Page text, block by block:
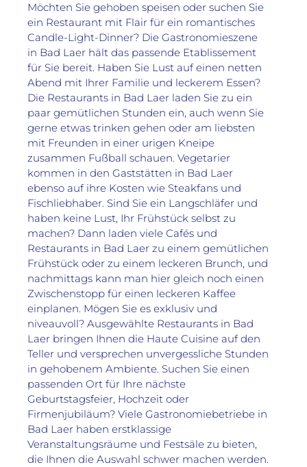
Möchten Sie gehoben speisen oder suchen Sie
ein Restaurant mit Flair für ein romantisches
Candle-Light-Dinner? Die Gastronomieszene
in Bad Laer hält das passende Etablissement
für Sie bereit. Haben Sie Lust auf einen netten
Abend mit Ihrer Familie und leckerem Essen?
Die Restaurants in Bad Laer laden Sie zu ein
paar gemütlichen Stunden ein, auch wenn Sie
gerne etwas trinken gehen oder am liebsten
mit Freunden in einer urigen Kneipe
zusammen Fußball schauen. Vegetarier
kommen in den Gaststätten in Bad Laer
ebenso auf ihre Kosten wie Steakfans und
Fischliebhaber. Sind Sie ein Langschläfer und
haben keine Lust, Ihr Frühstück selbst zu
machen? Dann laden viele Cafés und
Restaurants in Bad Laer zu einem gemütlichen
Frühstück oder zu einem leckeren Brunch, und
nachmittags kann man hier gleich noch einen
Zwischenstopp für einen leckeren Kaffee
einplanen. Mögen Sie es exklusiv und
niveauvoll? Ausgewählte Restaurants in Bad
Laer bringen Ihnen die Haute Cuisine auf den
Teller und versprechen unvergessliche Stunden
in gehobenem Ambiente. Suchen Sie einen
passenden Ort für Ihre nächste
Geburtstagsfeier, Hochzeit oder
Firmenjubiläum? Viele Gastronomiebetriebe in
Bad Laer haben erstklassige
Veranstaltungsräume und Festsäle zu bieten,
die Ihnen die Auswahl schwer machen werden.